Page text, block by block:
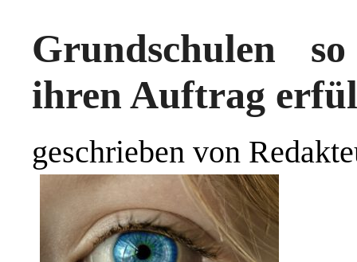
Grundschulen
ihren Auftrag
geschrieben von